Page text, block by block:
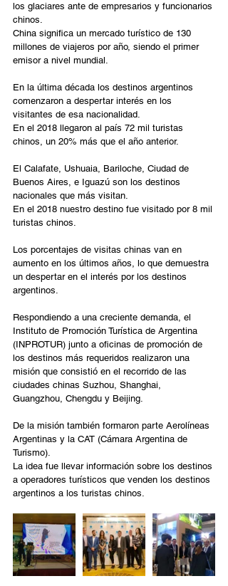
los glaciares ante de empresarios y funcionarios
chinos.
China significa un mercado turístico de 130
millones de viajeros por año, siendo el primer
emisor a nivel mundial.
En la última década los destinos argentinos
comenzaron a despertar interés en los
visitantes de esa nacionalidad.
En el 2018 llegaron al país 72 mil turistas
chinos, un 20% más que el año anterior.
El Calafate, Ushuaia, Bariloche, Ciudad de
Buenos Aires, e Iguazú son los destinos
nacionales que más visitan.
En el 2018 nuestro destino fue visitado por 8 mil
turistas chinos.
Los porcentajes de visitas chinas van en
aumento en los últimos años, lo que demuestra
un despertar en el interés por los destinos
argentinos.
Respondiendo a una creciente demanda, el
Instituto de Promoción Turística de Argentina
(INPROTUR) junto a oficinas de promoción de
los destinos más requeridos realizaron una
misión que consistió en el recorrido de las
ciudades chinas Suzhou, Shanghai,
Guangzhou, Chengdu y Beijing.
De la misión también formaron parte Aerolíneas
Argentinas y la CAT (Cámara Argentina de
Turismo).
La idea fue llevar información sobre los destinos
a operadores turísticos que venden los destinos
argentinos a los turistas chinos.